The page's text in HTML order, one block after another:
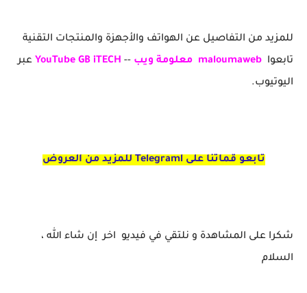
للمزيد من التفاصيل عن الهواتف والأجهزة والمنتجات التقنية
تابعوا maloumaweb معلومة ويب --
YouTube GB iTECH عبر
اليوتيوب.
تابعو قماتنا على Telegraml للمزيد من العروض
شكرا على المشاهدة و نلتقي في فيديو اخر إن شاء الله ،
السلام